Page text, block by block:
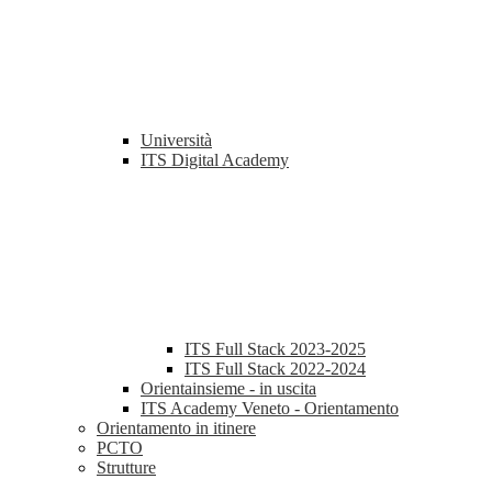
Università
ITS Digital Academy
ITS Full Stack 2023-2025
ITS Full Stack 2022-2024
Orientainsieme - in uscita
ITS Academy Veneto - Orientamento
Orientamento in itinere
PCTO
Strutture